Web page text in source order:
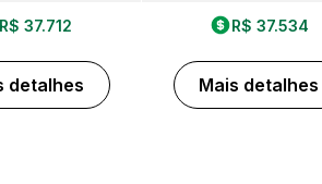
R$ 37.712
detalhes
R$ 37.534
Mais detalhes